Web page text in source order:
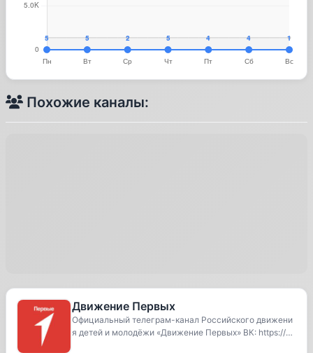
Похожие каналы:
Движение Первых
Официальный телеграм-канал Российского движени
я детей и молодёжи «Движение Первых» ВК: https://v